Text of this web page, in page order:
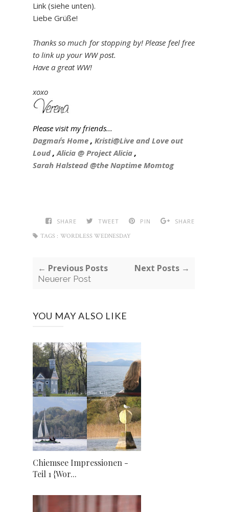
Link (siehe unten).
Liebe Grüße!
Thanks so much for stopping by! Please feel free
to link up your WW post.
Have a great WW!
xoxo
Please visit my friends...
Dagmar´s Home , Kristi@Live and Love out
Loud, Alicia @ Project Alicia ,
Sarah Halstead @the Naptime Momtog
SHARE TWEET PIN
SHARE
TAGS : WORDLESS WEDNESDAY
← Previous Posts
Neuerer Post
Next Posts →
YOU MAY ALSO LIKE
Chiemsee Impressionen -
Teil 1 {Wor...